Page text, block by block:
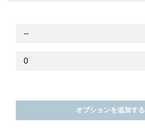
オプションを追加する